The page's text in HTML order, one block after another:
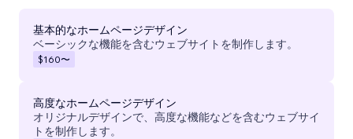
基本的なホームページデザイン
ベーシックな機能を含むウェブサイトを制作します。
$160〜
高度なホームページデザイン
オリジナルデザインで、高度な機能などを含むウェブサイ
トを制作します。